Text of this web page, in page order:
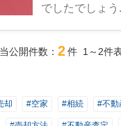
でしたでしょう
公開件数： 2件 1～2件
却 #空家 #相続 #不動